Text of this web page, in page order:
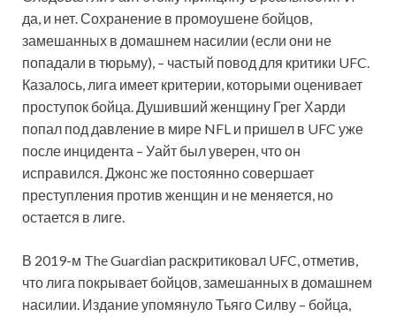
да, и нет. Сохранение в промоушене бойцов,
замешанных в домашнем насилии (если они не
попадали в тюрьму), – частый повод для критики UFC.
Казалось, лига имеет критерии, которыми оценивает
проступок бойца. Душивший женщину Грег Харди
попал под давление в мире NFL и пришел в UFC уже
после инцидента – Уайт был уверен, что он
исправился. Джонс же постоянно совершает
преступления против женщин и не меняется, но
остается в лиге.
В 2019-м The Guardian раскритиковал UFC, отметив,
что лига покрывает бойцов, замешанных в домашнем
насилии. Издание упомянуло Тьяго Силву – бойца,